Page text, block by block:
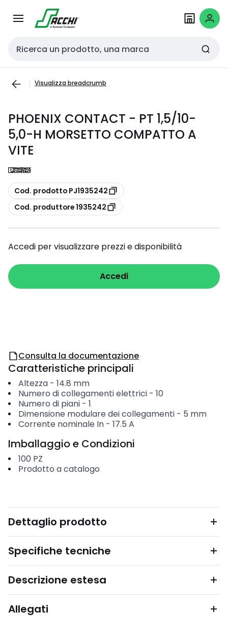
navigazionecontenuto
Cerca input
Visualizza breadcrumb
PHOENIX CONTACT - PT 1,5/10-
5,0-H MORSETTO COMPATTO A
VITE
copia
Cod. prodotto PJ1935242
copia
Cod. produttore 1935242
Accedi per visualizzare prezzi e disponibilità
Accedi
Consulta la documentazione
Caratteristiche principali
Altezza- 14.8 mm
Numero di collegamenti elettrici- 10
Numero di piani- 1
Dimensione modulare dei collegamenti- 5 mm
Corrente nominale In- 17.5 A
Imballaggio e Condizioni
100 PZ
Prodotto a catalogo
Dettaglio prodotto
Specifiche tecniche
Descrizione estesa
Allegati